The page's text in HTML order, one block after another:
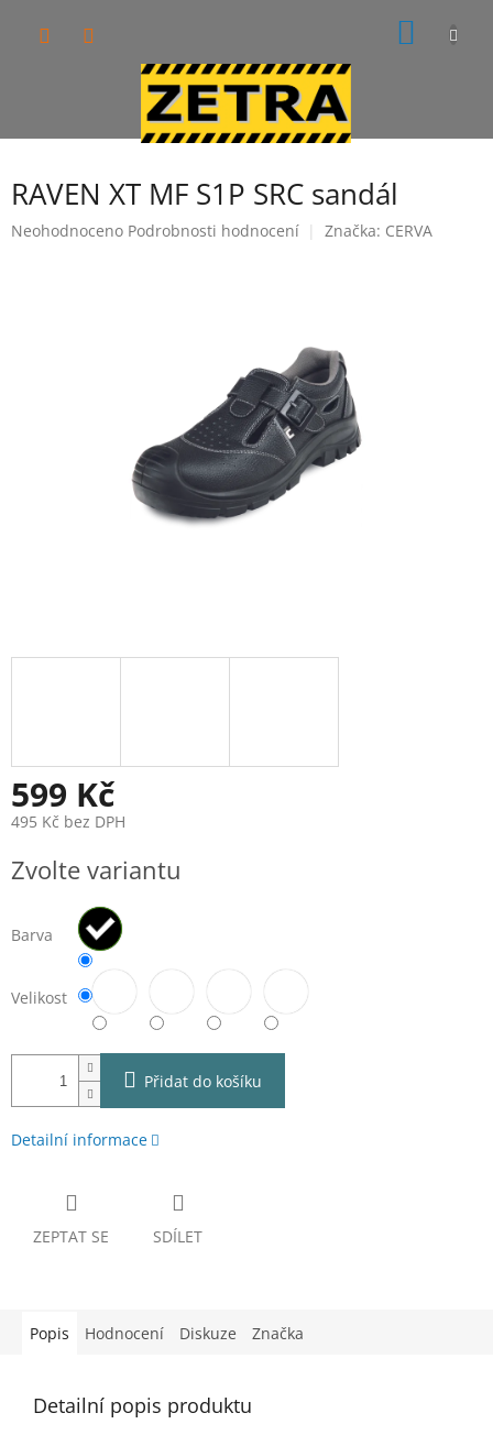
RAVEN XT MF S1P SRC sandál
Průměrné
Neohodnoceno Podrobnosti hodnocení Značka: CERVA
599 Kč
495 Kč bez DPH
cena:
Zvolte variantu
Barva
Velikost
Přidat do košíku
Detailní informace
ZEPTAT SE SDÍLET
Popis Hodnocení Diskuze Značka
Detailní popis produktu